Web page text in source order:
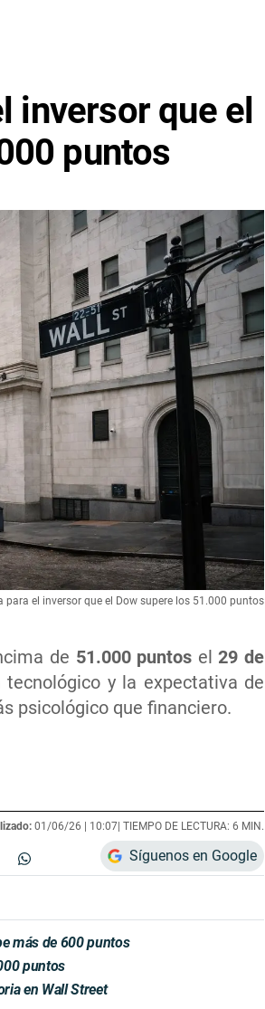
inversor que el
puntos
de 51.000 puntos el29 de
y la expectativa de
psicológico que financiero.
para el inversor que el Dow supere los 51.000 puntos
01/06/26 | 10:07 | TIEMPO DE LECTURA: 6 MIN.
Síguenos en Google
más de 600 puntos
puntos
en Wall Street